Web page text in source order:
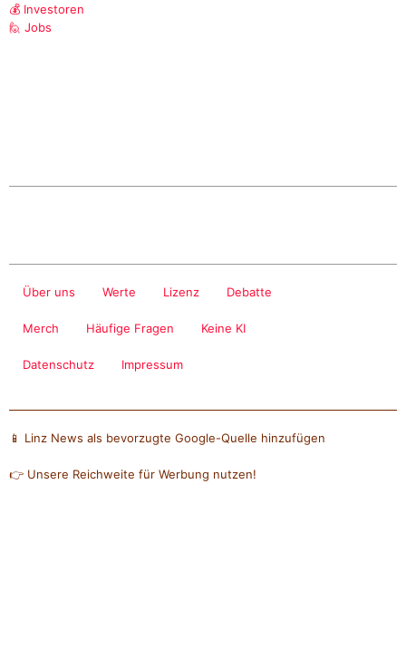
💰 Investoren
🙋 Jobs
Über uns Werte Lizenz Debatte
Merch Häufige Fragen Keine KI
Datenschutz Impressum
📱 Linz News als bevorzugte Google-Quelle hinzufügen
👉 Unsere Reichweite für Werbung nutzen!